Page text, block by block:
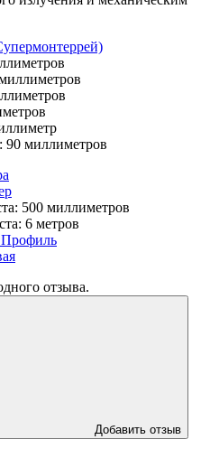
90 миллиметров
500 миллиметров
6 метров
отзыва.
Добавить отзыв